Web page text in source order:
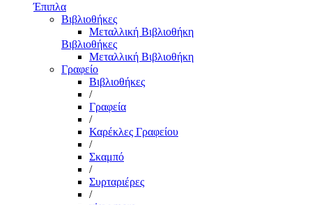
Έπιπλα
Βιβλιοθήκες
Μεταλλική Βιβλιοθήκη
Βιβλιοθήκες
Μεταλλική Βιβλιοθήκη
Γραφείο
Βιβλιοθήκες
/
Γραφεία
/
Καρέκλες Γραφείου
/
Σκαμπό
/
Συρταριέρες
/